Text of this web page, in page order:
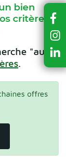
bien
critères
"aux
.
offres